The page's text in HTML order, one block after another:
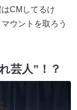
CMしてるけ
ウントを取ろう
芸人”！？